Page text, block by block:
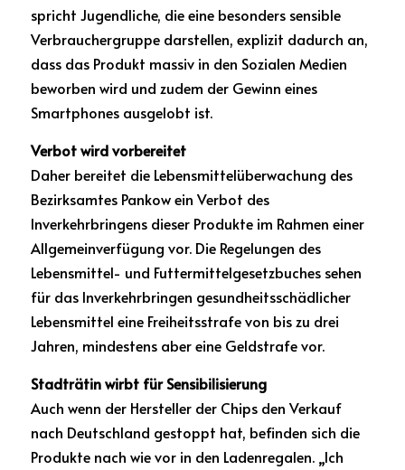
spricht Jugendliche, die eine besonders sensible
Verbrauchergruppe darstellen, explizit dadurch an,
dass das Produkt massiv in den Sozialen Medien
beworben wird und zudem der Gewinn eines
Smartphones ausgelobt ist.
Verbot wird vorbereitet
Daher bereitet die Lebensmittelüberwachung des
Bezirksamtes Pankow ein Verbot des
Inverkehrbringens dieser Produkte im Rahmen einer
Allgemeinverfügung vor. Die Regelungen des
Lebensmittel- und Futtermittelgesetzbuches sehen
für das Inverkehrbringen gesundheitsschädlicher
Lebensmittel eine Freiheitsstrafe von bis zu drei
Jahren, mindestens aber eine Geldstrafe vor.
Stadträtin wirbt für Sensibilisierung
Auch wenn der Hersteller der Chips den Verkauf
nach Deutschland gestoppt hat, befinden sich die
Produkte nach wie vor in den Ladenregalen. „Ich